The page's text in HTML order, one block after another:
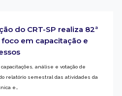
do CRT-SP realiza 82ª
em capacitação e
análise e votação de
relatório semestral das atividades da
e…